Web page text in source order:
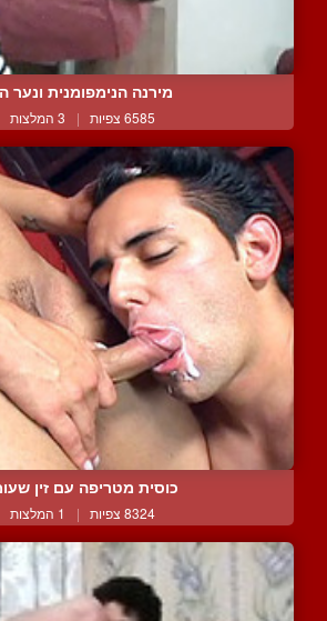
מירנה הנימפומנית ונער
6585 צפיות | 3 המלצות
כוסית מטריפה עם זין
8324 צפיות | 1 המלצות